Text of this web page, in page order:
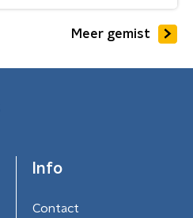
Meer gemist
Info
Contact